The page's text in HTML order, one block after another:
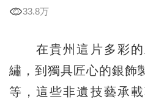
33.8万
在貴州這片多彩的
繡，到獨具匠心的銀飾
等，這些非遺技藝承